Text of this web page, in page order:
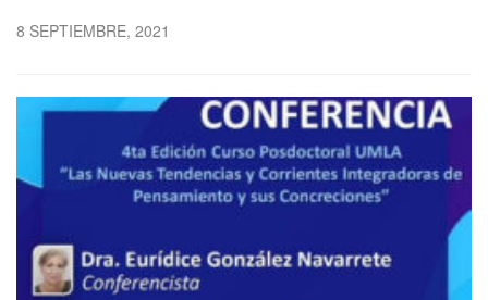
8 SEPTIEMBRE, 2021